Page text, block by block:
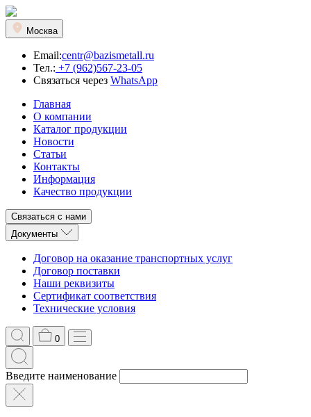
Москва
Email:centr@bazismetall.ru
Тел.: +7 (962)567-23-05
Связаться через WhatsApp
Главная
О компании
Каталог продукции
Новости
Статьи
Контакты
Информация
Качество продукции
Связаться с нами
Документы
Договор на оказание транспортных услуг
Договор поставки
Наши реквизиты
Сертификат соответствия
Технические условия
0
Введите наименование